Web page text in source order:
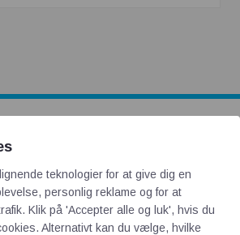
teknologier for at give dig en
personlig reklame og for at
Klik på 'Accepter alle og luk', hvis du
Alternativt kan du vælge, hvilke